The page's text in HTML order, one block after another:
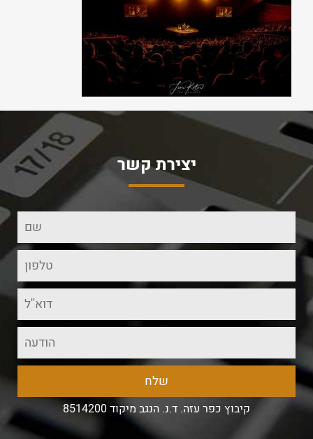
יצירת קשר
קיבוץ כפר עזה. ד.נ. הנגב מיקוד 8514200